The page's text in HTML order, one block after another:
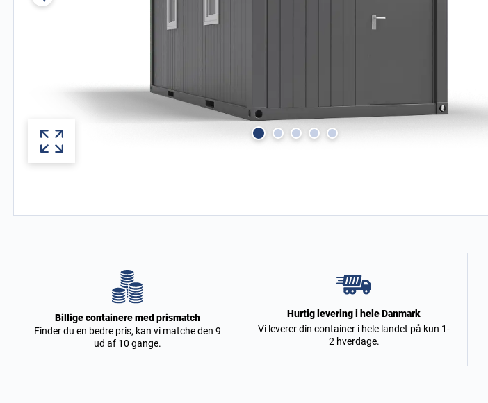
Billige containere med prismatch
Finder du en bedre pris, kan vi matche den 9
ud af 10 gange.
Hurtig levering i hele Danmark
Vi leverer din container i hele landet på kun 1-
2 hverdage.